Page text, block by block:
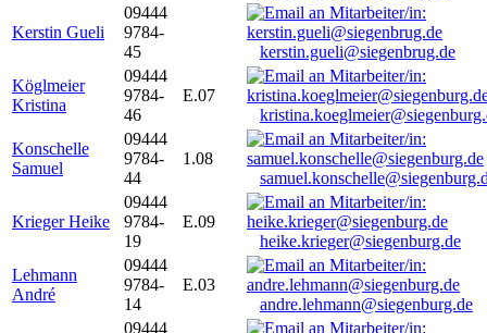
Kerstin Gueli
09444
9784-
45
kerstin.gueli@siegenbrug.de
Köglmeier
Kristina
09444
9784-
46
E.07
Konschelle
Samuel
09444
9784-
44
1.08
Krieger Heike
09444
9784-
19
E.09
heike.krieger@siegenburg.de
Lehmann
André
09444
9784-
14
E.03
andre.lehmann@siegenburg.de
09444